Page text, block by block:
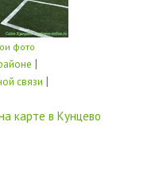
фото
|
связи |
карте в Кунцево